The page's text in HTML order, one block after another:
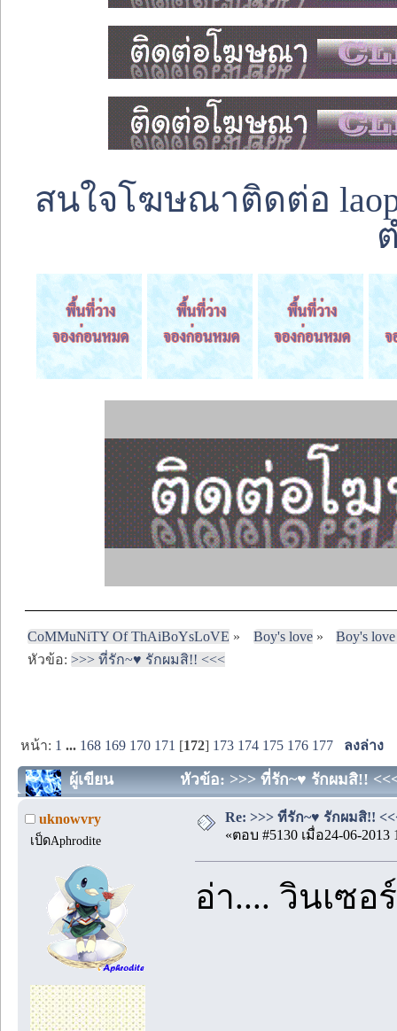
สนใจโฆษณาติดต่อ
CoMMuNiTY Of ThAiBoYsLoVE » Boy's love»
Boy's
หัวข้อ:>>> ที่รัก~♥ รักผมสิ!! <<<
หน้า: 1 ... 168 169 170 171 [172] 173 174 175 176 177 ลงล่าง
ผู้เขียน หัวข้อ: >>> ที่รัก~♥ รักผมสิ!!
uknowvry
เป็ดAphrodite
Re: >>> ที่รัก~♥ รักผมสิ!!
«ตอบ #5130 เมื่อ24-06-2013
อ่า.... วินเซ